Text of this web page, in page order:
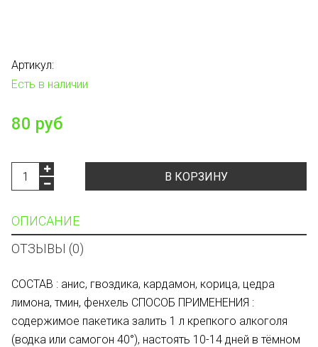
Артикул:
Есть в наличии
80 руб
В КОРЗИНУ
ОПИСАНИЕ
ОТЗЫВЫ (0)
СОСТАВ : анис, гвоздика, кардамон, корица, цедра
лимона, тмин, фенхель СПОСОБ ПРИМЕНЕНИЯ :
содержимое пакетика залить 1 л крепкого алкоголя
(водка или самогон 40°), настоять 10-14 дней в тёмном